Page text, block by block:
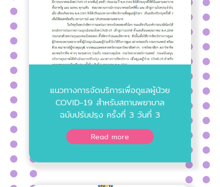
แนวทางการจัดบริการเพื่อดูแลผู้ป่วย
COVID-19 สําหรับสถานพยาบาล
ฉบับปรับปรุง ครั้งที่ 3 วันที่ 3
กรกฎาคม พ.ศ. 2566
Read more